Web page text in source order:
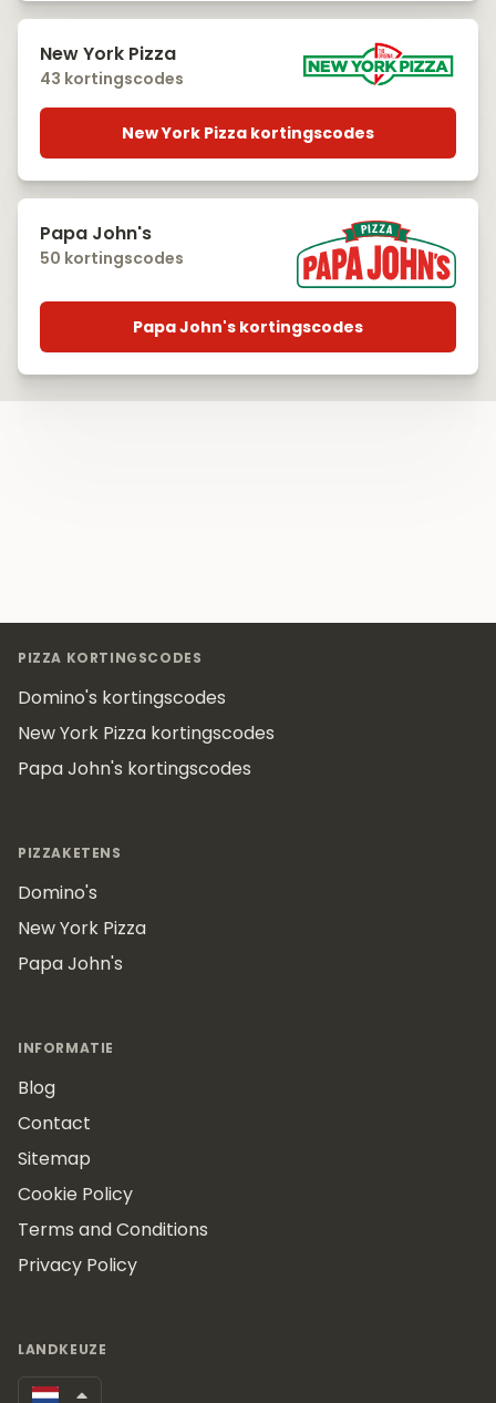
New York Pizza
43 kortingscodes
New York Pizza kortingscodes
Papa John's
50 kortingscodes
Papa John's kortingscodes
PIZZA KORTINGSCODES
Domino's kortingscodes
New York Pizza kortingscodes
Papa John's kortingscodes
PIZZAKETENS
Domino's
New York Pizza
Papa John's
INFORMATIE
Blog
Contact
Sitemap
Cookie Policy
Terms and Conditions
Privacy Policy
LANDKEUZE